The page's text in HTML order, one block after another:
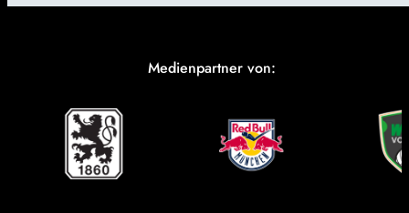
Medienpartner von: